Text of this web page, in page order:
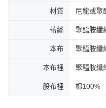
材質 尼龍或聚
蕾絲 聚醯胺纖
本布 聚醯胺纖
本布裡 聚醯胺纖
股布裡 棉100%